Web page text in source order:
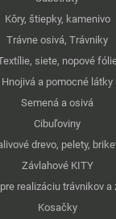
Kôry, štiepky, kamenivo
Trávne osivá, Trávniky
siete, nopové
Hnojivá a pomocné látky
Semená a osivá
Cibuľoviny
drevo, pelety,
Závlahové KITY
realizáciu trávnikov a
Kosačky